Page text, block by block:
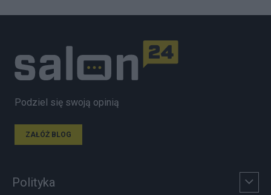
Podziel się swoją opinią
ZAŁÓŻ BLOG
Polityka